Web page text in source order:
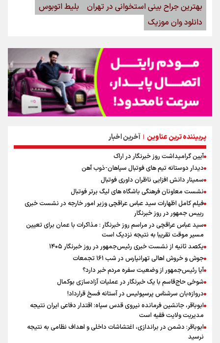
پربیننده ترین عناوین | آخرین اخبار
آیین گرامیداشت روز خبرنگار در اراک
دیدار دوستانه تیم های فوتبال سپاهان-ذوب آهن
سمینار دانش افزایی ناظران داوری فوتبال
نشست معاونان فرهنگی باشگاه های لیگ برتر فوتبال
فیلم کامل اظهارات سید عباس عراقچی وزیر امور خارجه در نشست خبری
رییس جمهور در روز خبرنگار
سید عباس عراقچی در مراسم روز خبرنگار : مذاکرات با عمان برای تعیین
مسیر موقت تقریبا به نتیجه نزدیک است
یکصد ثانیه از نشست خبری رئیس‌جمهور در روز خبرنگار ۱۴۰۵
جوش و خروش اهالی تهرانپارس در شب ۱۶۱ تجمعات
آیا رئیس‌جمهور از وضعیت سفره مردم خبر دارد؟
شوخی حاج‌قاسم با یک خبرنگار در عملیات آزادسازی بوکمال
دروازه‌بان سرشناس پرسپولیس در آستانه فسخ قرارداد!
ابوباقر، جانشین فرمانده نیروی قدس سپاه: اقتدار دفاعی ایران نتیجه
مدیریت ولایت فقیه است
ابوباقر: دشمن در براندازی، اغتشاشات داخلی و اهداف نظامی به نتیجه
نرسید
بهترین جراح بینی استخوانی در تهران
بلیط اتوبوس
دانلود وان موزیک